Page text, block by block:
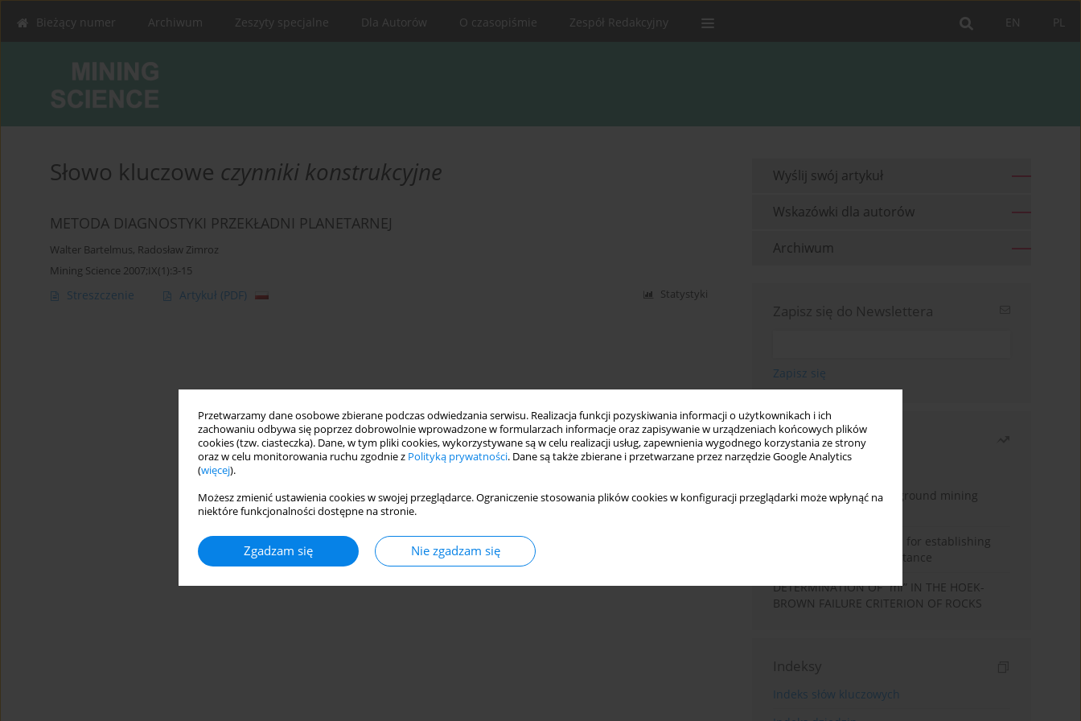
Przetwarzamy dane osobowe zbierane podczas odwiedzania serwisu. Realizacja funkcji pozyskiwania informacji o użytkownikach i ich
zachowaniu odbywa się poprzez dobrowolnie wprowadzone w formularzach informacje oraz zapisywanie w urządzeniach końcowych plików
cookies (tzw. ciasteczka). Dane, w tym pliki cookies, wykorzystywane są w celu realizacji usług, zapewnienia wygodnego korzystania ze strony
oraz w celu monitorowania ruchu zgodnie z Polityką prywatności. Dane są także zbierane i przetwarzane przez narzędzie Google Analytics
(więcej).
Możesz zmienić ustawienia cookies w swojej przeglądarce. Ograniczenie stosowania plików cookies w konfiguracji przeglądarki może wpłynąć na
niektóre funkcjonalności dostępne na stronie.
Zgadzam się Nie zgadzam się
PL
EN
Bieżący numer Archiwum Zeszyty specjalne Dla Autorów O czasopiśmie Zespół Redakcyjny
Słowo kluczowe czynniki konstrukcyjne
METODA DIAGNOSTYKI PRZEKŁADNI PLANETARNEJ
Walter Bartelmus, Radosław Zimroz
Mining Science 2007;IX(1):3-15
Streszczenie Artykuł (PDF) Statystyki
Wyślij swój artykuł
Wskazówki dla autorów
Archiwum
Zapisz się do Newslettera
Najczęściej czytane
Miesiąc
Rok
Methodology for underground mining
New theoretical method for establishing
indentation rolling resistance
DETERMINATION OF “mi” IN THE HOEK-
BROWN FAILURE CRITERION OF ROCKS
Indeksy
Indeks słów kluczowych